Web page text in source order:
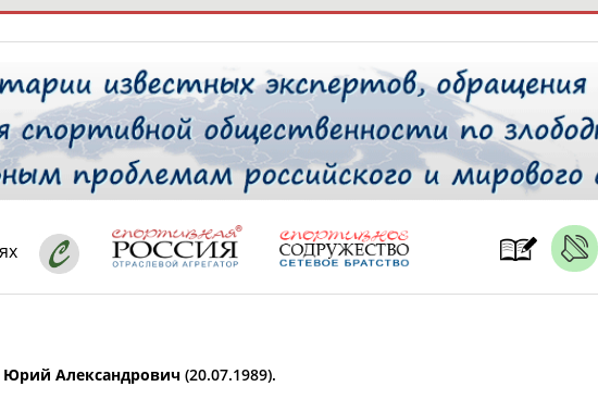
ТАБЛО АКТИВНОСТИ
РЕСУРСНАЯ ПЛОЩАДКА
* для действующих спортсменов
Александрович (20.07.1989).